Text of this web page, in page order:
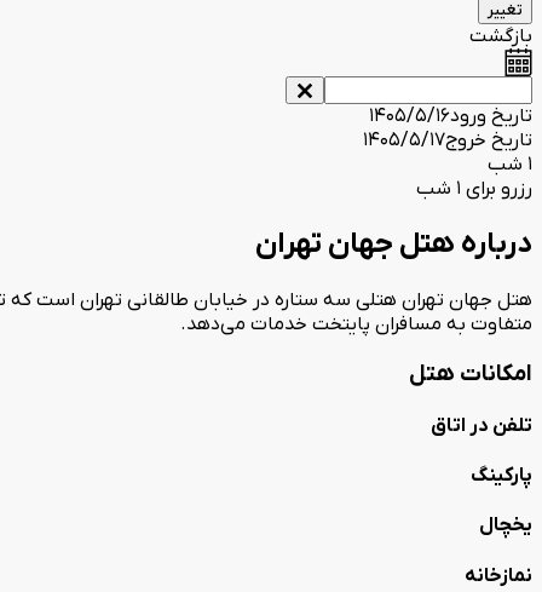
تغییر
بازگشت
تاریخ ورود1405/5/16
تاریخ خروج1405/5/17
1 شب
رزرو برای 1 شب
درباره هتل جهان تهران
متفاوت به مسافران پایتخت خدمات می‌دهد.
امکانات هتل
تلفن در اتاق
پارکینگ
یخچال
نمازخانه